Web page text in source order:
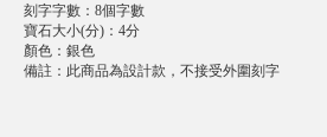
刻字字數 ： 8個字數
寶石大小(分) ： 4分
顏色 ： 銀色
備註 ： 此商品為設計款，不接受外圍刻字